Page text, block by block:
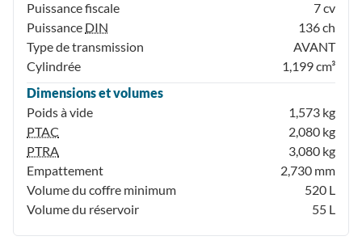
Puissance fiscale
7 cv
Puissance DIN
136 ch
Type de transmission
AVANT
Cylindrée
1,199 cm³
Dimensions et volumes
Poids à vide
1,573 kg
PTAC
2,080 kg
PTRA
3,080 kg
Empattement
2,730 mm
Volume du coffre minimum
520 L
Volume du réservoir
55 L